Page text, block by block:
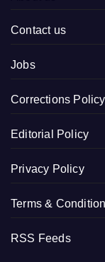
Contact us
Jobs
Corrections Policy
Editorial Policy
Privacy Policy
Terms &
RSS Feeds